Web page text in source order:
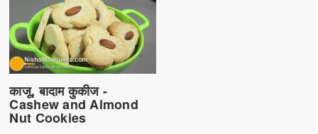
काजू, बादाम कुकीज -
Cashew and Almond
Nut Cookies